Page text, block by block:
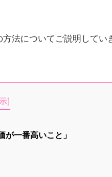
法についてご説明してい
]
が一番高いこと」